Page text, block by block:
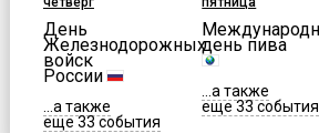
День
Железнодорожных
войск
России
...а также
еще 33 события
день пива
...а также
еще 33 события